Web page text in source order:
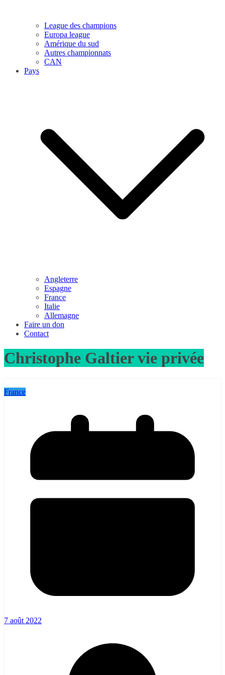
League des champions
Europa league
Amérique du sud
Autres championnats
CAN
Pays
Angleterre
Espagne
France
Italie
Allemagne
Faire un don
Contact
Christophe Galtier vie privée
France
7 août 2022